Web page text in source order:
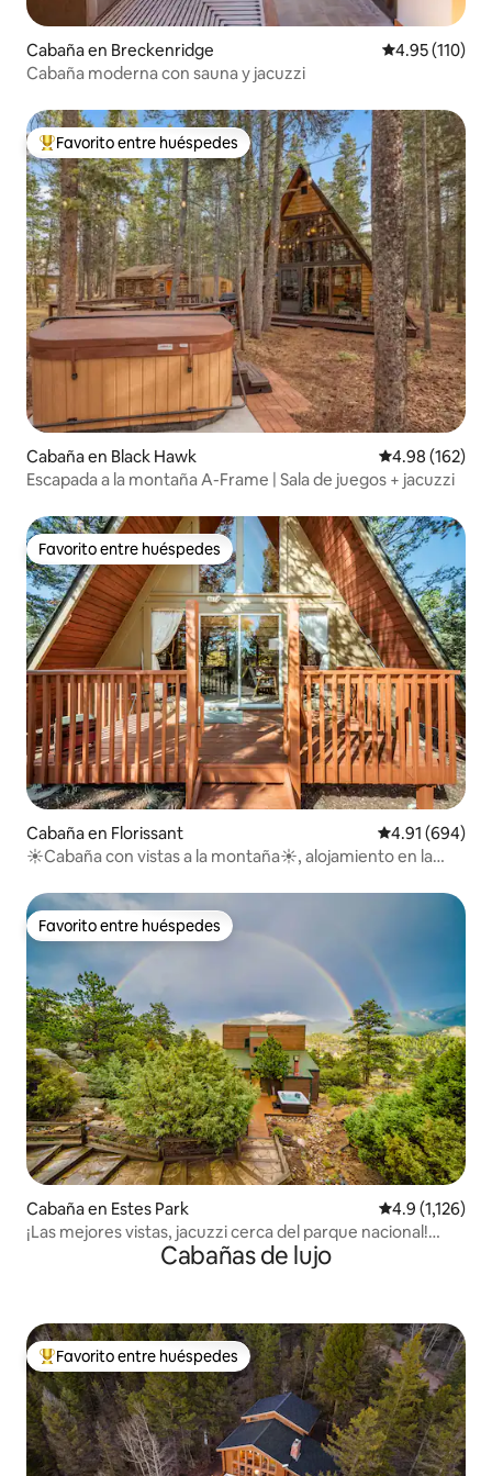
Cabaña en Breckenridge Calificación
4.95 (110)
Cabaña moderna con sauna y jacuzzi
De los mejores en Favorito entre huéspedes
Favorito entre huéspedes
Cabaña en Black Hawk Calificación
4.98 (162)
Escapada a la montaña A-Frame | Sala de juegos + jacuzzi
Favorito entre huéspedes
Favorito entre huéspedes
Cabaña en Florissant Calificación
4.91 (694)
☀Cabaña con vistas a la montaña☀, alojamiento en la
Favorito entre huéspedes
Favorito entre huéspedes
Cabaña en Estes Park Calificación
4.9 (1,126)
¡Las mejores vistas, jacuzzi cerca del parque nacional!
¡Camas tamaño king!Cabañas de lujo
De los mejores en Favorito entre huéspedes
Favorito entre huéspedes